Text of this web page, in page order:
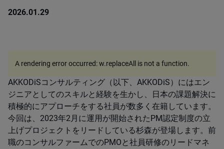
2026.01.29
AKKODiSコンサルティング（以下、AKKODiS）にはエン
ジニアとしてのスキルと経験を生かし、日本の課題解決に
積極的にアプローチをする社員が数多く在籍しています。
今回は、2023年2月に運用が開始されたPM認定制度の立
上げプロジェクトをリードしている杉森が登場します。前
職のコンサルファームでのPMOと社員研修のリードマネ
A rendering error occurred:w.replaceAll is not a function.